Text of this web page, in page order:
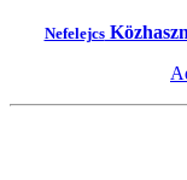
Nefelejcs